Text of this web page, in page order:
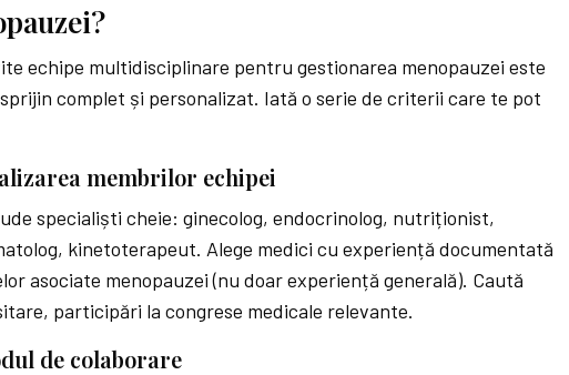
echipe multidisciplinare pentru gestionarea menopauzei este
complet și personalizat. Iată o serie de criterii care te pot
membrilor echipei
specialiști cheie: ginecolog, endocrinolog, nutriționist,
kinetoterapeut. Alege medici cu experiență documentată
asociate menopauzei (nu doar experiență generală). Caută
participări la congrese medicale relevante.
de colaborare